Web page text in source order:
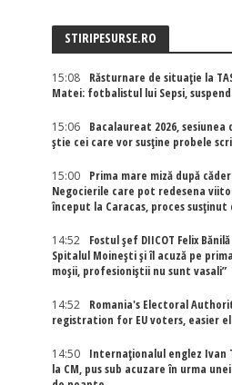
STIRIPESURSE.RO
15:08
Răsturnare de situație la
Matei: fotbalistul lui Sepsi,
15:06
Bacalaureat 2026,
știe cei care vor susține probele
15:00
Prima mare miză după
Negocierile care pot redesena
început la Caracas, proces susținut
14:52
Fostul șef DIICOT Felix
Spitalul Moinești și îl acuză pe
moșii, profesioniștii nu sunt vasali”
14:52
Romania's Electoral
registration for EU voters, easier
14:50
Internaţionalul englez Ivan
la CM, pus sub acuzare în urma